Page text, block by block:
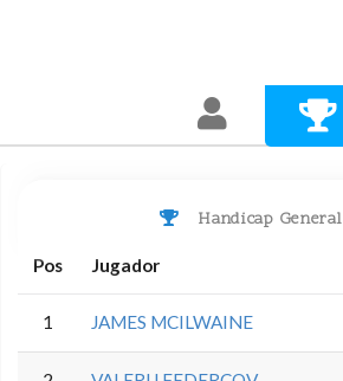
Handicap General
Pos Jugador
1 JAMES MCILWAINE